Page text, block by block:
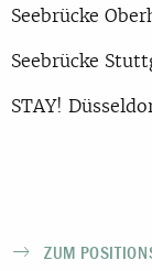
Seebrücke
Seebrücke
STAY!
ZUM